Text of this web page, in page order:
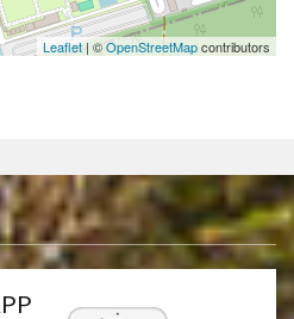
Leaflet| ©OpenStreetMapcontributors